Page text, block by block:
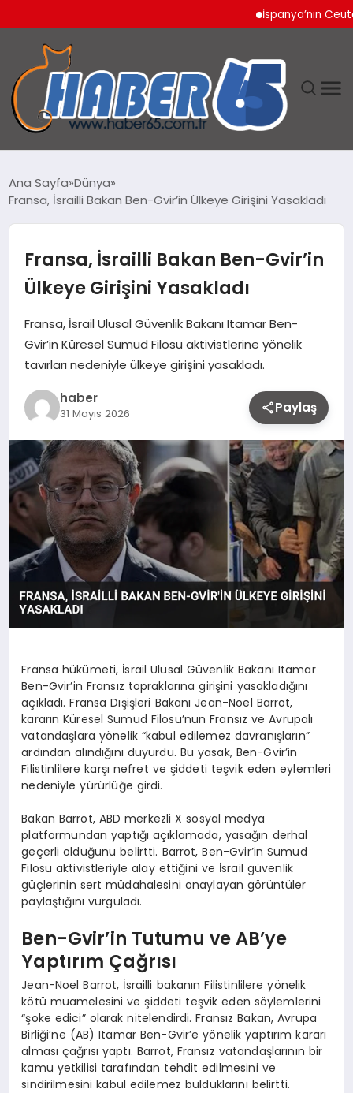
İspanya’nın Ceuta
YAŞAM
TEKNOLOJI
Ana Sayfa Dünya
Fransa, İsrailli Bakan Ben-Gvir’in Ülkeye Girişini Yasakladı
Fransa, İsrailli Bakan Ben-Gvir’in
Ülkeye Girişini Yasakladı
Fransa, İsrail Ulusal Güvenlik Bakanı Itamar Ben-
Gvir’in Küresel Sumud Filosu aktivistlerine yönelik
tavırları nedeniyle ülkeye girişini yasakladı.
haber
31 Mayıs 2026 Paylaş
Fransa hükümeti, İsrail Ulusal Güvenlik Bakanı Itamar
Ben-Gvir’in Fransız topraklarına girişini yasakladığını
açıkladı. Fransa Dışişleri Bakanı Jean-Noel Barrot,
kararın Küresel Sumud Filosu’nun Fransız ve Avrupalı
vatandaşlara yönelik “kabul edilemez davranışların”
ardından alındığını duyurdu. Bu yasak, Ben-Gvir’in
Filistinlilere karşı nefret ve şiddeti teşvik eden eylemleri
nedeniyle yürürlüğe girdi.
Bakan Barrot, ABD merkezli X sosyal medya
platformundan yaptığı açıklamada, yasağın derhal
geçerli olduğunu belirtti. Barrot, Ben-Gvir’in Sumud
Filosu aktivistleriyle alay ettiğini ve İsrail güvenlik
güçlerinin sert müdahalesini onaylayan görüntüler
paylaştığını vurguladı.
Ben-Gvir’in Tutumu ve AB’ye
Yaptırım Çağrısı
Jean-Noel Barrot, İsrailli bakanın Filistinlilere yönelik
kötü muamelesini ve şiddeti teşvik eden söylemlerini
“şoke edici” olarak nitelendirdi. Fransız Bakan, Avrupa
Birliği’ne (AB) Itamar Ben-Gvir’e yönelik yaptırım kararı
alması çağrısı yaptı. Barrot, Fransız vatandaşlarının bir
kamu yetkilisi tarafından tehdit edilmesini ve
sindirilmesini kabul edilemez bulduklarını belirtti.